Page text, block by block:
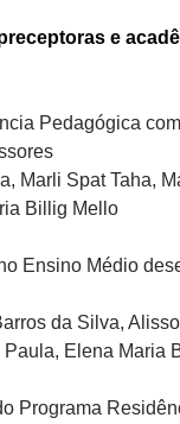
e
Pedagógica
Marli Spat Taha,
Billig Mello
Ensino Médio
da Silva,
Elena Maria
Programa